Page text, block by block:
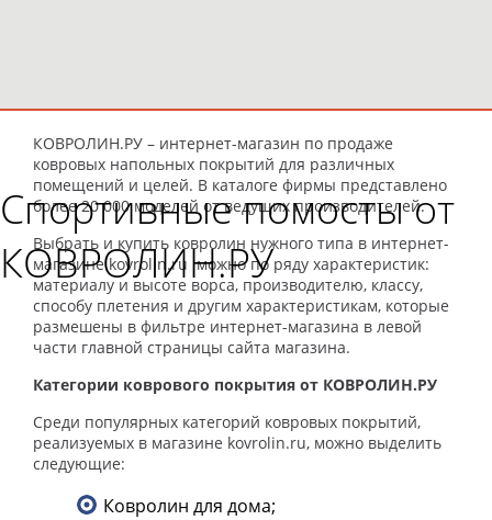
Спортивные помосты от
КОВРОЛИН.РУ
КОВРОЛИН.РУ – интернет-магазин по продаже
ковровых напольных покрытий для различных
помещений и целей. В каталоге фирмы представлено
более 20 000 моделей от ведущих производителей.
Выбрать и купить ковролин нужного типа в интернет-
магазине kovrolin.ru можно по ряду характеристик:
материалу и высоте ворса, производителю, классу,
способу плетения и другим характеристикам, которые
размешены в фильтре интернет-магазина в левой
части главной страницы сайта магазина.
Категории коврового покрытия от КОВРОЛИН.РУ
Среди популярных категорий ковровых покрытий,
реализуемых в магазине kovrolin.ru, можно выделить
следующие:
Ковролин для дома;